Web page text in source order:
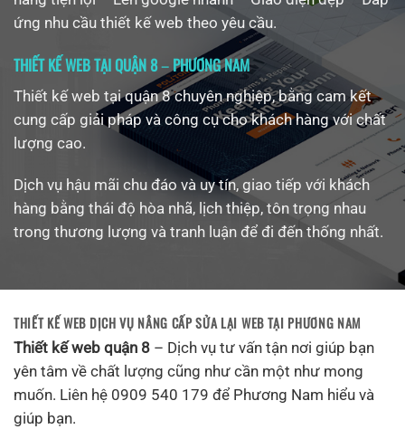
ứng nhu cầu thiết kế web theo yêu cầu.
THIẾT KẾ WEB TẠI QUẬN 8– PHƯƠNG NAM
Thiết kế web tại quận 8 chuyên nghiệp, bằng cam kết
cung cấp giải pháp và công cụ cho khách hàng với chất
lượng cao.
Dịch vụ hậu mãi chu đáo và uy tín, giao tiếp với khách
hàng bằng thái độ hòa nhã, lịch thiệp, tôn trọng nhau
trong thương lượng và tranh luận để đi đến thống nhất.
THIẾT KẾ WEB DỊCH VỤ NÂNG CẤP SỬA LẠI WEB TẠI PHƯƠNG NAM
Thiết kế web quận 8 – Dịch vụ tư vấn tận nơi giúp bạn
yên tâm về chất lượng cũng như cần một như mong
muốn. Liên hệ 0909 540 179 để Phương Nam hiểu và
giúp bạn.